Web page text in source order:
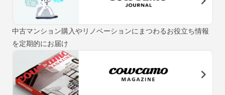
中古マンション購入やリノベーションにまつわるお役立ち情報
を定期的にお届け